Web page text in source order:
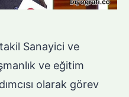
Sanayici ve
ve eğitim
olarak görev